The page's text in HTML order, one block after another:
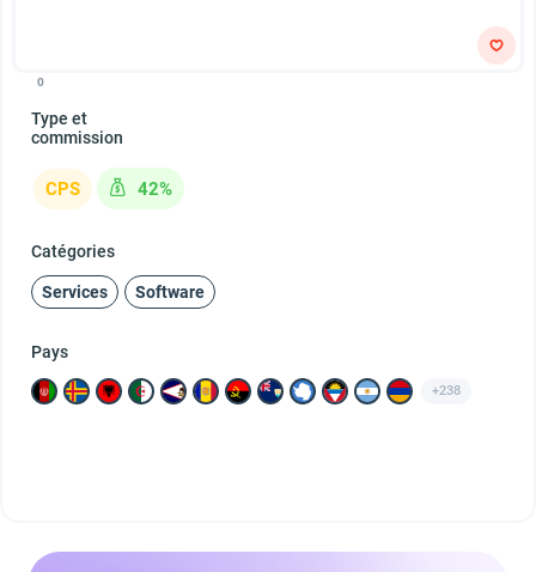
0
Type et
commission
CPS 42%
Catégories
Services Software
Pays
+238